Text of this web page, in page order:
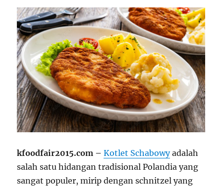
kfoodfair2015.com –Kotlet Schabowyadalah
salah satu hidangan tradisional Polandia yang
sangat populer, mirip dengan schnitzel yang